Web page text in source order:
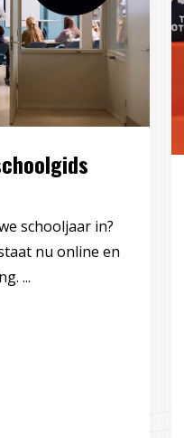
schooljaar in?
nu online en
...